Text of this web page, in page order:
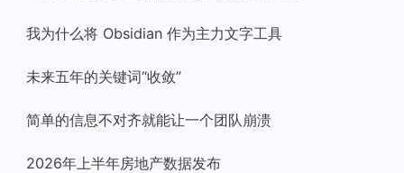
我为什么将 Obsidian 作为主力文字工具
未来五年的关键词“收敛”
简单的信息不对齐就能让一个团队崩溃
2026年上半年房地产数据发布